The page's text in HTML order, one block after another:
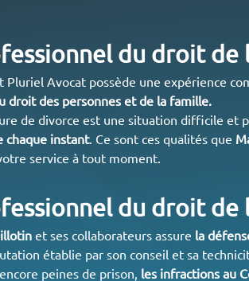
du droit de
Pluriel Avocat possède une expérience
droit des personnes et de la famille.
de divorce est une situation difficile et
chaque instant. Ce sont ces qualités que
service à tout moment.
du droit de
et ses collaborateurs assure la
établie par son conseil et sa
peines de prison, les infractions au